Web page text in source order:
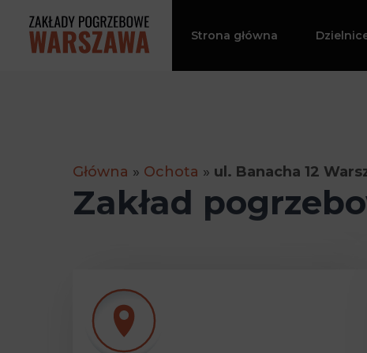
treści
Strona główna
Główna » Ochota » ul. Banacha 12
Zakład